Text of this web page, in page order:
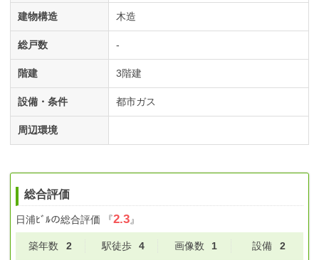
建物構造 木造
総戸数 -
階建 3階建
設備・条件 都市ガス
周辺環境
総合評価
日浦ﾋﾞﾙの総合評価 『2.3』
築年数 2 駅徒歩 4 画像数 1 設備 2